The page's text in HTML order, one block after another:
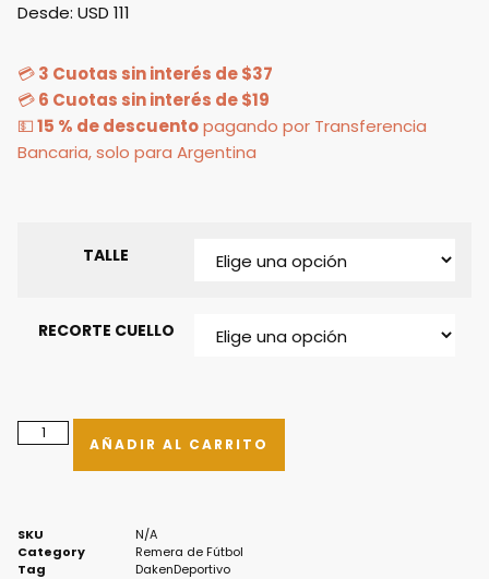
Desde: USD 111
💳3 Cuotas sin interés de $37
💳6 Cuotas sin interés de $19
💵15 % de descuentopagando por Transferencia
Bancaria, solo para Argentina
TALLE
RECORTE CUELLO
AÑADIR AL CARRITO
SKU
N/A
Category
Remera de Fútbol
Tag
DakenDeportivo